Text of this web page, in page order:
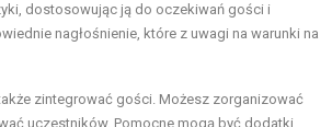
dostosowując ją do oczekiwań gości i
nagłośnienie, które z uwagi na warunki na
zintegrować gości. Możesz zorganizować
uczestników. Pomocne mogą być dodatki